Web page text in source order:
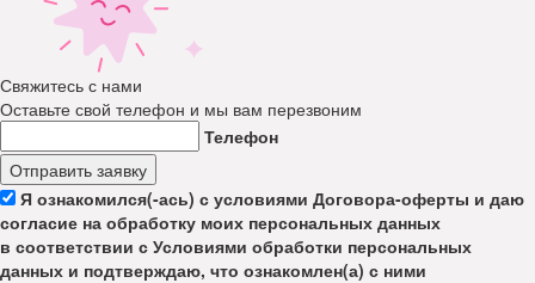
Свяжитесь с нами
Оставьте свой телефон и мы вам перезвоним
Телефон
Отправить заявку
Я ознакомился(-ась) с условиями Договора-оферты и даю
согласие на обработку моих персональных данных
в соответствии с Условиями обработки персональных
данных и подтверждаю, что ознакомлен(а) с ними